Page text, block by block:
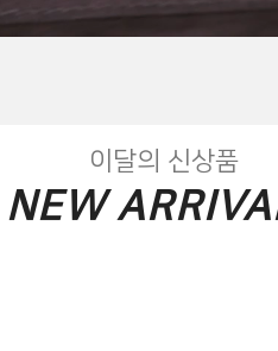
이달의 신상품
NEW